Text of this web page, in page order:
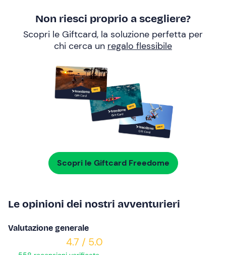
Non riesci proprio a scegliere?
Scopri le Giftcard, la soluzione perfetta per
chi cerca un regalo flessibile
Scopri le Giftcard Freedome
Le opinioni dei nostri avventurieri
Valutazione generale
4.7 / 5.0